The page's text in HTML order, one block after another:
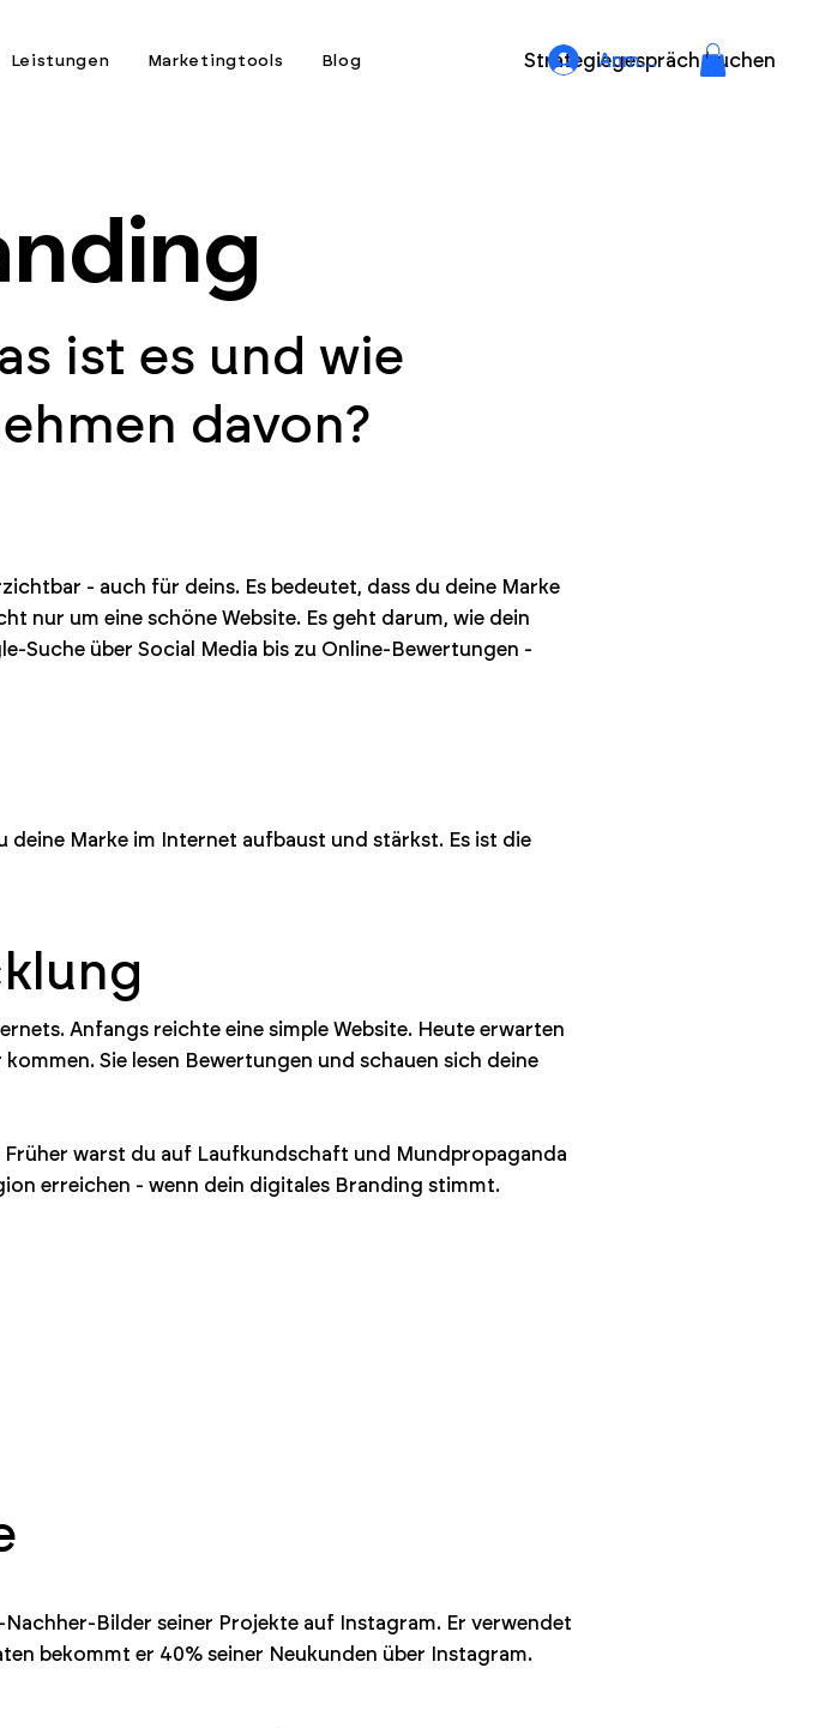
Leistungen Marketingtools Blog Strategiegespräch buchen
Anmelden
ist es und wie
davon?
- auch für deins. Es bedeutet, dass du deine Marke
nur um eine schöne Website. Es geht darum, wie dein
Suche über Social Media bis zu Online-Bewertungen -
Marke im Internet aufbaust und stärkst. Es ist die
Anfangs reichte eine simple Website. Heute erwarten
Sie lesen Bewertungen und schauen sich deine
warst du auf Laufkundschaft und Mundpropaganda
erreichen - wenn dein digitales Branding stimmt.
Bilder seiner Projekte auf Instagram. Er verwendet
bekommt er 40% seiner Neukunden über Instagram.